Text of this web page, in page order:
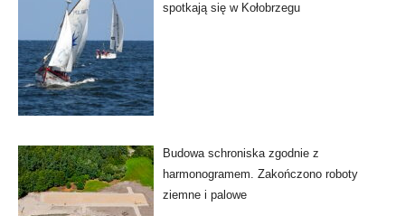
spotkają się w Kołobrzegu
Budowa schroniska zgodnie z
harmonogramem. Zakończono roboty
ziemne i palowe